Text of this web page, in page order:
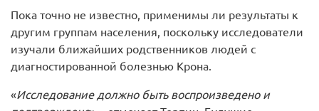
Пока точно не известно, применимы ли результаты к
другим группам населения, поскольку исследователи
изучали ближайших родственников людей с
диагностированной болезнью Крона.
«Исследование должно быть воспроизведено и